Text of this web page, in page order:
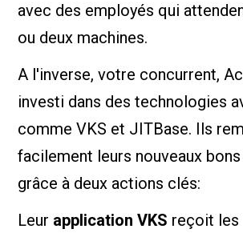
avec des employés qui
ou deux machines.
A l'inverse, votre concurrent,
investi dans des technologies
comme VKS et JITBase. Ils
facilement leurs nouveaux
grâce à deux actions clés:
Leur application VKS reçoit les